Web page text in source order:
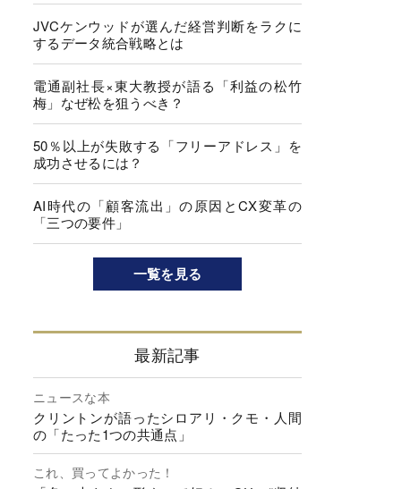
JVCケンウッドが選んだ経営判断をラクに
するデータ統合戦略とは
電通副社長×東大教授が語る「利益の松竹
梅」なぜ松を狙うべき？
50％以上が失敗する「フリーアドレス」を
成功させるには？
AI時代の「顧客流出」の原因とCX変革の
「三つの要件」
一覧を見る
最新記事
ニュースな本
クリントンが語ったシロアリ・クモ・人間
の「たった1つの共通点」
これ、買ってよかった！